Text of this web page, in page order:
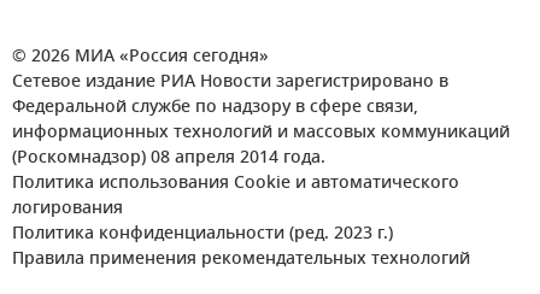
© 2026 МИА «Россия сегодня»
Сетевое издание РИА Новости зарегистрировано в
Федеральной службе по надзору в сфере связи,
информационных технологий и массовых коммуникаций
(Роскомнадзор) 08 апреля 2014 года.
Политика использования Cookie и автоматического
логирования
Политика конфиденциальности (ред. 2023 г.)
Правила применения рекомендательных технологий